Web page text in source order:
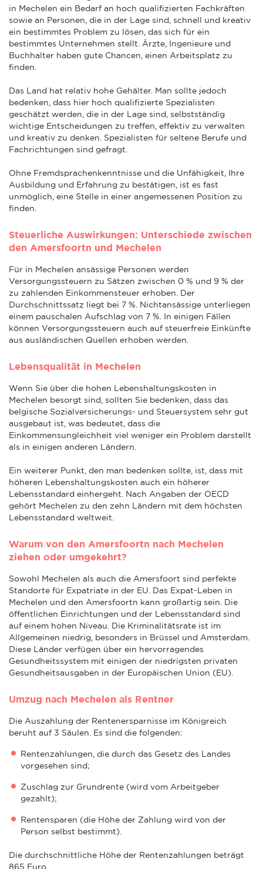
in Mechelen ein Bedarf an hoch qualifizierten Fachkräften
sowie an Personen, die in der Lage sind, schnell und kreativ
ein bestimmtes Problem zu lösen, das sich für ein
bestimmtes Unternehmen stellt. Ärzte, Ingenieure und
Buchhalter haben gute Chancen, einen Arbeitsplatz zu
finden.
Das Land hat relativ hohe Gehälter. Man sollte jedoch
bedenken, dass hier hoch qualifizierte Spezialisten
geschätzt werden, die in der Lage sind, selbstständig
wichtige Entscheidungen zu treffen, effektiv zu verwalten
und kreativ zu denken. Spezialisten für seltene Berufe und
Fachrichtungen sind gefragt.
Ohne Fremdsprachenkenntnisse und die Unfähigkeit, Ihre
Ausbildung und Erfahrung zu bestätigen, ist es fast
unmöglich, eine Stelle in einer angemessenen Position zu
finden.
Steuerliche Auswirkungen: Unterschiede zwischen
den Amersfoortn und Mechelen
Für in Mechelen ansässige Personen werden
Versorgungssteuern zu Sätzen zwischen 0 % und 9 % der
zu zahlenden Einkommensteuer erhoben. Der
Durchschnittssatz liegt bei 7 %. Nichtansässige unterliegen
einem pauschalen Aufschlag von 7 %. In einigen Fällen
können Versorgungssteuern auch auf steuerfreie Einkünfte
aus ausländischen Quellen erhoben werden.
Lebensqualität in Mechelen
Wenn Sie über die hohen Lebenshaltungskosten in
Mechelen besorgt sind, sollten Sie bedenken, dass das
belgische Sozialversicherungs- und Steuersystem sehr gut
ausgebaut ist, was bedeutet, dass die
Einkommensungleichheit viel weniger ein Problem darstellt
als in einigen anderen Ländern.
Ein weiterer Punkt, den man bedenken sollte, ist, dass mit
höheren Lebenshaltungskosten auch ein höherer
Lebensstandard einhergeht. Nach Angaben der OECD
gehört Mechelen zu den zehn Ländern mit dem höchsten
Lebensstandard weltweit.
Warum von den Amersfoortn nach Mechelen
ziehen oder umgekehrt?
Sowohl Mechelen als auch die Amersfoort sind perfekte
Standorte für Expatriate in der EU. Das Expat-Leben in
Mechelen und den Amersfoortn kann großartig sein. Die
öffentlichen Einrichtungen und der Lebensstandard sind
auf einem hohen Niveau. Die Kriminalitätsrate ist im
Allgemeinen niedrig, besonders in Brüssel und Amsterdam.
Diese Länder verfügen über ein hervorragendes
Gesundheitssystem mit einigen der niedrigsten privaten
Gesundheitsausgaben in der Europäischen Union (EU).
Umzug nach Mechelen als Rentner
Die Auszahlung der Rentenersparnisse im Königreich
beruht auf 3 Säulen. Es sind die folgenden:
Rentenzahlungen, die durch das Gesetz des Landes
vorgesehen sind;
Zuschlag zur Grundrente (wird vom Arbeitgeber
gezahlt);
Rentensparen (die Höhe der Zahlung wird von der
Person selbst bestimmt).
Die durchschnittliche Höhe der Rentenzahlungen beträgt
865 Euro.